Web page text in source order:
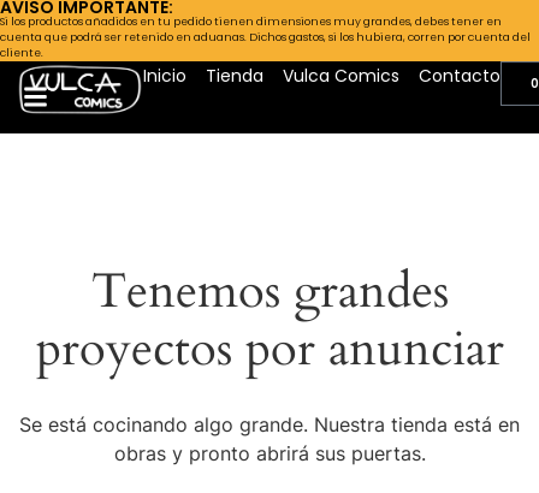
AVISO IMPORTANTE:
Si los productos añadidos en tu pedido tienen dimensiones muy grandes, debes tener en
cuenta que podrá ser retenido en aduanas. Dichos gastos, si los hubiera, corren por cuenta del
cliente.
Inicio Tienda Vulca Comics Contacto
Tenemos grandes
proyectos por anunciar
Se está cocinando algo grande. Nuestra tienda está en
obras y pronto abrirá sus puertas.